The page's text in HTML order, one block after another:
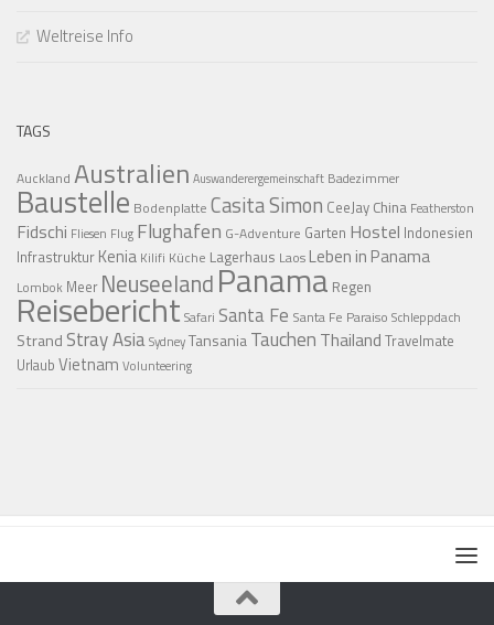
Weltreise Info
TAGS
Auckland Australien Auswanderergemeinschaft Badezimmer
Baustelle Bodenplatte Casita Simon CeeJay China Featherston
Fidschi Fliesen Flug Flughafen G-Adventure Garten Hostel Indonesien
Infrastruktur Kenia Kilifi Küche Lagerhaus Laos Leben in Panama
Lombok Meer NeuseelandPanama Regen
Reisebericht Safari Santa Fe Santa Fe Paraiso Schleppdach
Strand Stray AsiaSydneyTansaniaTauchen Thailand Travelmate
Urlaub Vietnam Volunteering